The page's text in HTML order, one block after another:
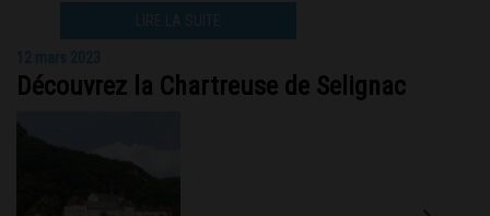
Découvrez la Chartreuse de Selignac